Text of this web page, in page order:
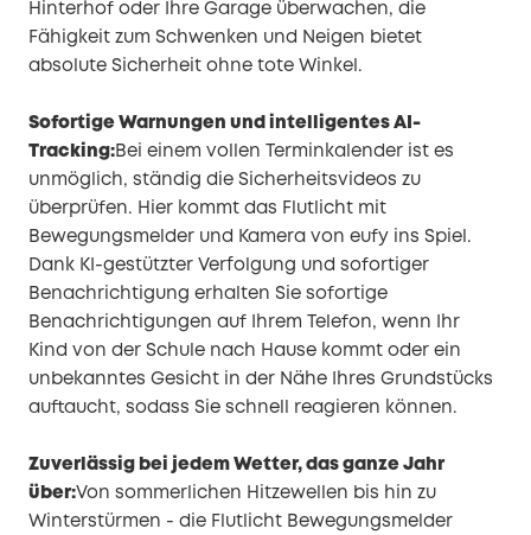
Hinterhof oder Ihre Garage überwachen, die
Fähigkeit zum Schwenken und Neigen bietet
absolute Sicherheit ohne tote Winkel.
Sofortige Warnungen und intelligentes AI-
Tracking:Bei einem vollen Terminkalender ist es
unmöglich, ständig die Sicherheitsvideos zu
überprüfen. Hier kommt das Flutlicht mit
Bewegungsmelder und Kamera von eufy ins Spiel.
Dank KI-gestützter Verfolgung und sofortiger
Benachrichtigung erhalten Sie sofortige
Benachrichtigungen auf Ihrem Telefon, wenn Ihr
Kind von der Schule nach Hause kommt oder ein
unbekanntes Gesicht in der Nähe Ihres Grundstücks
auftaucht, sodass Sie schnell reagieren können.
Zuverlässig bei jedem Wetter, das ganze Jahr
über:Von sommerlichen Hitzewellen bis hin zu
Winterstürmen - die Flutlicht Bewegungsmelder